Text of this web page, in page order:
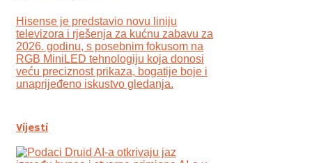
Hisense je predstavio novu liniju
televizora i rješenja za kućnu zabavu za
2026. godinu, s posebnim fokusom na
RGB MiniLED tehnologiju koja donosi
veću preciznost prikaza, bogatije boje i
unaprijeđeno iskustvo gledanja.
Vijesti